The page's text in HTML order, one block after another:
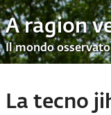
A ragion
Il mondo osservato
La tecno